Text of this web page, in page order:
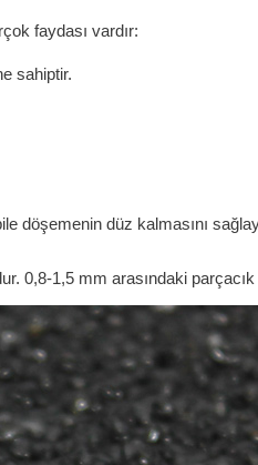
faydası vardır:
sahiptir.
döşemenin düz kalmasını
1,5 mm arasındaki parçacık